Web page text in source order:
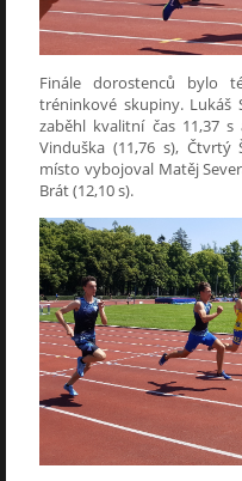
Finále dorostenců bylo
tréninkové skupiny.
zaběhl kvalitní čas 11,37
Vinduška (11,76 s), Čtvrtý
místo vybojoval Matěj
Brát (12,10 s).